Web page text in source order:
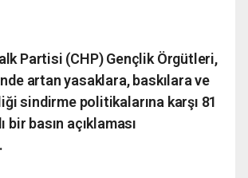
Partisi (CHP) Gençlik Örgütleri,
artan yasaklara, baskılara ve
sindirme politikalarına karşı 81
bir basın açıklaması